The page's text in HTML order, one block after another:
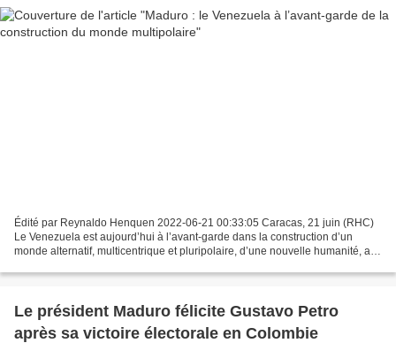
Édité par Reynaldo Henquen 2022-06-21 00:33:05 Caracas, 21 juin (RHC)
Le Venezuela est aujourd’hui à l’avant-garde dans la construction d’un
monde alternatif, multicentrique et pluripolaire, d’une nouvelle humanité, a
Le président Maduro félicite Gustavo Petro
après sa victoire électorale en Colombie